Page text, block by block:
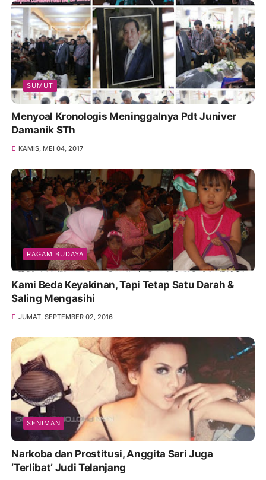
SUMUT
Menyoal Kronologis Meninggalnya Pdt Juniver
Damanik STh
KAMIS, MEI 04, 2017
RAGAM BUDAYA
Kami Beda Keyakinan, Tapi Tetap Satu Darah &
Saling Mengasihi
JUMAT, SEPTEMBER 02, 2016
SENIMAN
Narkoba dan Prostitusi, Anggita Sari Juga
‘Terlibat’ Judi Telanjang